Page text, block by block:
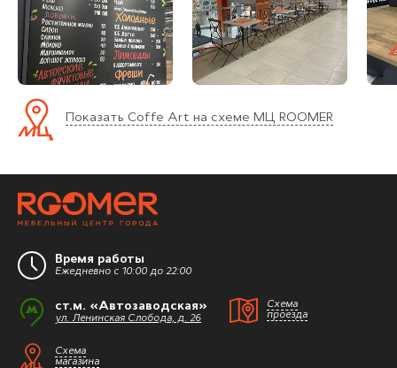
Показать Coffe Art на схеме МЦ ROOMER
Время работы
Ежедневно с 10:00 до 22:00
ст.м. «Автозаводская»
ул. Ленинская Слобода, д. 26
Схема
проезда
Схема
магазина